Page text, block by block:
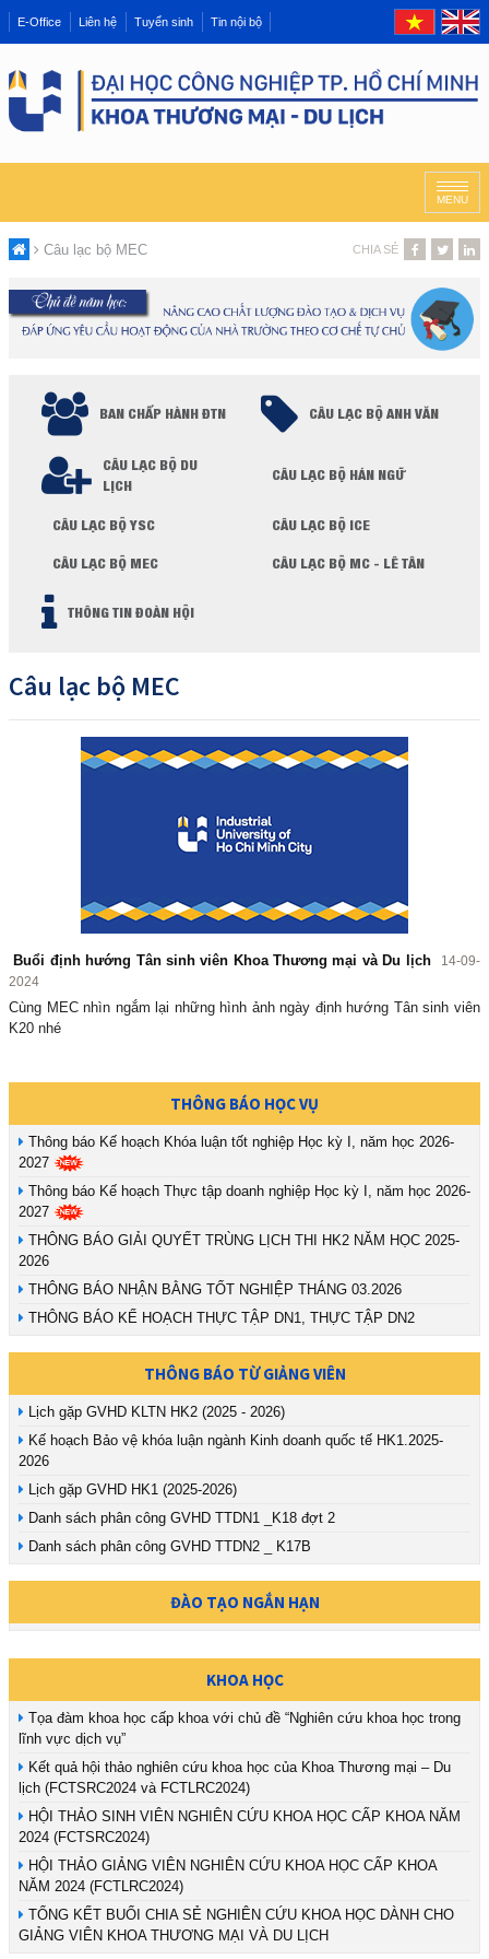
E-Office Liên hệ Tuyển sinh Tin nội bộ
MENU
Câu lạc bộ MEC CHIA SẺ
BAN CHẤP HÀNH ĐTN CÂU LẠC BỘ ANH VĂN
CÂU LẠC BỘ DU
LỊCH
CÂU LẠC BỘ HÁN NGỮ
CÂU LẠC BỘ YSC CÂU LẠC BỘ ICE
CÂU LẠC BỘ MEC CÂU LẠC BỘ MC - LÊ TÂN
THÔNG TIN ĐOÀN HỘI
Câu lạc bộ MEC
Buổi định hướng Tân sinh viên Khoa Thương mại và Du lịch
14-09-
2024
Cùng MEC nhìn ngắm lại những hình ảnh ngày định hướng Tân sinh viên
K20 nhé
THÔNG BÁO HỌC VỤ
Thông báo Kế hoạch Khóa luận tốt nghiệp Học kỳ I, năm học 2026-
2027
Thông báo Kế hoạch Thực tập doanh nghiệp Học kỳ I, năm học 2026-
2027
THÔNG BÁO GIẢI QUYẾT TRÙNG LỊCH THI HK2 NĂM HỌC 2025-
2026
THÔNG BÁO NHẬN BẰNG TỐT NGHIỆP THÁNG 03.2026
THÔNG BÁO KẾ HOẠCH THỰC TẬP DN1, THỰC TẬP DN2
THÔNG BÁO TỪ GIẢNG VIÊN
Lịch gặp GVHD KLTN HK2 (2025 - 2026)
Kế hoạch Bảo vệ khóa luận ngành Kinh doanh quốc tế HK1.2025-
2026
Lịch gặp GVHD HK1 (2025-2026)
Danh sách phân công GVHD TTDN1 _K18 đợt 2
Danh sách phân công GVHD TTDN2 _ K17B
ĐÀO TẠO NGẮN HẠN
KHOA HỌC
Tọa đàm khoa học cấp khoa với chủ đề “Nghiên cứu khoa học trong
lĩnh vực dịch vụ”
Kết quả hội thảo nghiên cứu khoa học của Khoa Thương mại – Du
lịch (FCTSRC2024 và FCTLRC2024)
HỘI THẢO SINH VIÊN NGHIÊN CỨU KHOA HỌC CẤP KHOA NĂM
2024 (FCTSRC2024)
HỘI THẢO GIẢNG VIÊN NGHIÊN CỨU KHOA HỌC CẤP KHOA
NĂM 2024 (FCTLRC2024)
TỔNG KẾT BUỔI CHIA SẺ NGHIÊN CỨU KHOA HỌC DÀNH CHO
GIẢNG VIÊN KHOA THƯƠNG MẠI VÀ DU LỊCH